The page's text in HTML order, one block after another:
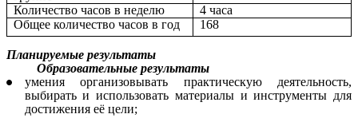
Количество часов в неделю
4 часа
Общее количество часов в год
168
Планируемые результаты
Образовательные результаты
умения организовывать практическую деятельность,
выбирать и использовать материалы и инструменты для
достижения её цели;